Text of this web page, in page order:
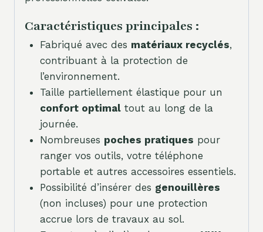
Caractéristiques principales :
Fabriqué avec des matériaux recyclés,
contribuant à la protection de
l’environnement.
Taille partiellement élastique pour un
confort optimaltout au long de la
journée.
Nombreuses poches pratiques pour
ranger vos outils, votre téléphone
portable et autres accessoires essentiels.
Possibilité d’insérer des genouillères
(non incluses) pour une protection
accrue lors de travaux au sol.